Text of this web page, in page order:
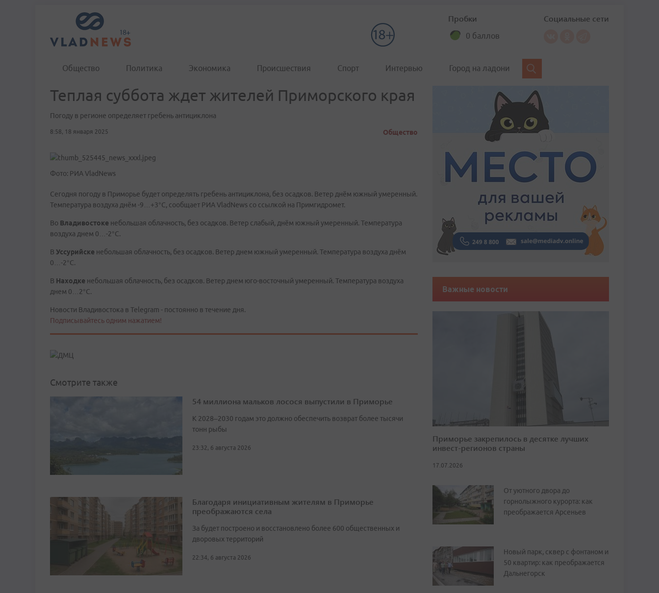
Пробки
0 баллов
Социальные сети
Общество Политика Экономика Происшествия Спорт Интервью Город на ладони
Теплая суббота ждет жителей Приморского края
Погоду в регионе определяет гребень антициклона
8:58, 18 января 2025 Общество
Фото: РИА VladNews
Сегодня погоду в Приморье будет определять гребень антициклона, без осадков. Ветер днём южный умеренный.
Температура воздуха днём -9…+3°C, сообщает РИА VladNews со ссылкой на Примгидромет.
Во Владивостоке небольшая облачность, без осадков. Ветер слабый, днём южный умеренный. Температура
воздуха днем 0…-2°C.
В Уссурийске небольшая облачность, без осадков. Ветер днем южный умеренный. Температура воздуха днём
0…-2°C.
В Находке небольшая облачность, без осадков. Ветер днем юго-восточный умеренный. Температура воздуха
днем 0…2°C.
Новости Владивостока в Telegram - постоянно в течение дня.
Подписывайтесь одним нажатием!
Смотрите также
54 миллиона мальков лосося выпустили в Приморье
К 2028–2030 годам это должно обеспечить возврат более тысячи
тонн рыбы
23:32, 6 августа 2026
Благодаря инициативным жителям в Приморье
преображаются села
За будет построено и восстановлено более 600 общественных и
дворовых территорий
22:34, 6 августа 2026
Важные новости
Приморье закрепилось в десятке лучших
инвест-регионов страны
17.07.2026
От уютного двора до
горнолыжного курорта: как
преображается Арсеньев
Новый парк, сквер с фонтаном и
50 квартир: как преображается
Дальнегорск